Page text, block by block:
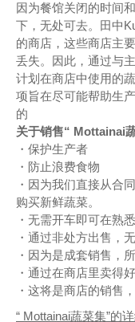
因为餐馆关闭的时间
下，无处可去。田中
的商店，这些商店主
丢失。因此，通过与
计划在商店中使用的
项旨在尽可能帮助生
的
关于销售“ Mottainai
・保护生产者
・防止浪费食物
・因为我们直接从合
购买新鲜蔬菜。
・无需开车即可在熟
・通过非处方出售，
・因为是成套销售，
・通过在商店里卖得
・这将是商店的销售
“ Mottainai蔬菜集”的